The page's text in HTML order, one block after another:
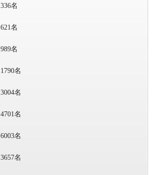
336名
621名
989名
1790名
3004名
4701名
6003名
3657名